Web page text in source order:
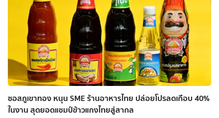
ซอสภูเขาทอง หนุน SME ร้านอาหารไทย ปล่อยโปรลดเกือบ 40%
ในงาน สุดยอดแชมป์ข้าวแกงไทยสู่สากล